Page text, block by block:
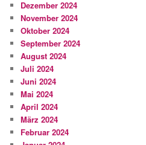
Dezember 2024
November 2024
Oktober 2024
September 2024
August 2024
Juli 2024
Juni 2024
Mai 2024
April 2024
März 2024
Februar 2024